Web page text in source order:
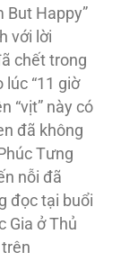
But Happy”
với lời
chết trong
“11 giờ
“vịt” này có
đã không
Tưng
nỗi đã
đọc tại buổi
Gia ở Thủ